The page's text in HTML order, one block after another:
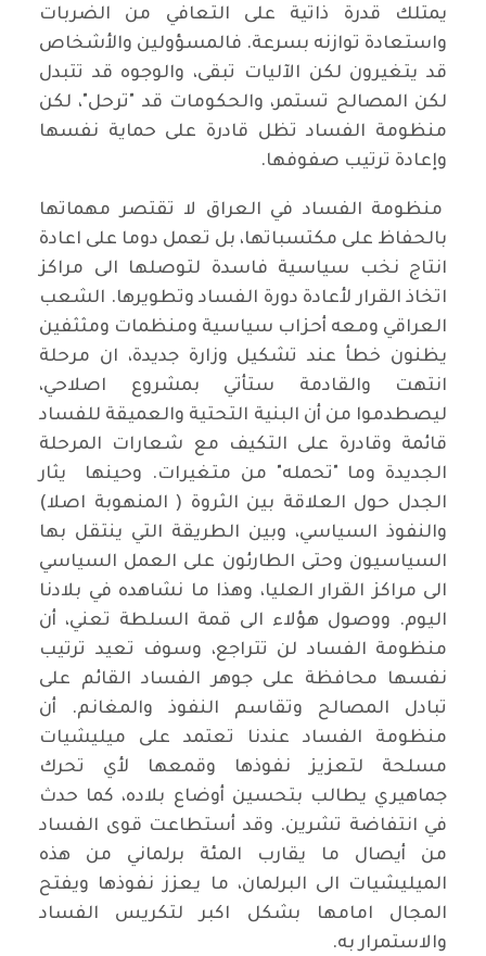
يمتلك قدرة ذاتية على التعافي من الضربات
واستعادة توازنه بسرعة. فالمسؤولين والأشخاص
قد يتغيرون لكن الآليات تبقى، والوجوه قد تتبدل
لكن المصالح تستمر، والحكومات قد "ترحل"، لكن
منظومة الفساد تظل قادرة على حماية نفسها
وإعادة ترتيب صفوفها.
منظومة الفساد في العراق لا تقتصر مهماتها
بالحفاظ على مكتسباتها، بل تعمل دوما على اعادة
انتاج نخب سياسية فاسدة لتوصلها الى مراكز
اتخاذ القرار لأعادة دورة الفساد وتطويرها. الشعب
العراقي ومعه أحزاب سياسية ومنظمات ومثثفين
يظنون خطأ عند تشكيل وزارة جديدة، ان مرحلة
انتهت والقادمة ستأتي بمشروع اصلاحي،
ليصطدموا من أن البنية التحتية والعميقة للفساد
قائمة وقادرة على التكيف مع شعارات المرحلة
الجديدة وما "تحمله" من متغيرات. وحينها يثار
الجدل حول العلاقة بين الثروة ( المنهوبة اصلا)
والنفوذ السياسي، وبين الطريقة التي ينتقل بها
السياسيون وحتى الطارئون على العمل السياسي
الى مراكز القرار العليا، وهذا ما نشاهده في بلادنا
اليوم. ووصول هؤلاء الى قمة السلطة تعني، أن
منظومة الفساد لن تتراجع، وسوف تعيد ترتيب
نفسها محافظة على جوهر الفساد القائم على
تبادل المصالح وتقاسم النفوذ والمغانم. أن
منظومة الفساد عندنا تعتمد على ميليشيات
مسلحة لتعزيز نفوذها وقمعها لأي تحرك
جماهيري يطالب بتحسين أوضاع بلاده، كما حدث
في انتفاضة تشرين. وقد أستطاعت قوى الفساد
من أيصال ما يقارب المئة برلماني من هذه
الميليشيات الى البرلمان، ما يعزز نفوذها ويفتح
المجال امامها بشكل اكبر لتكريس الفساد
والاستمرار به.